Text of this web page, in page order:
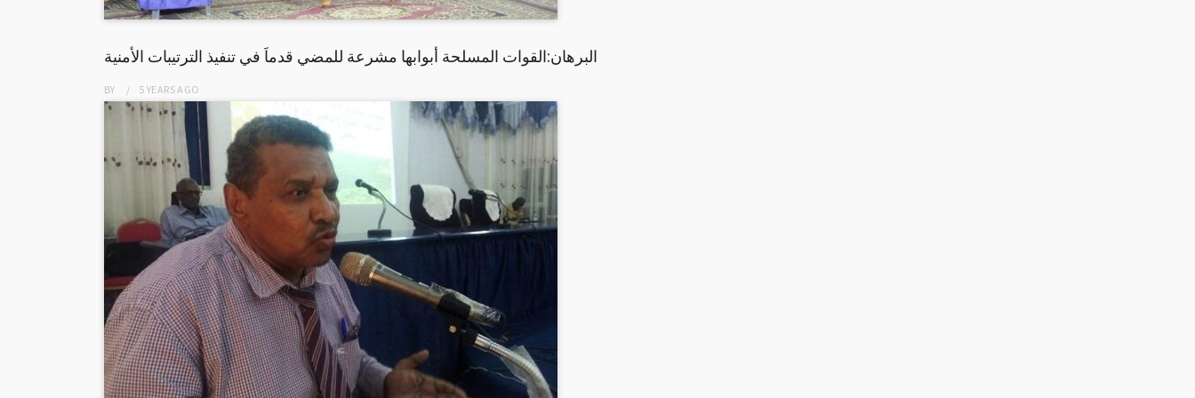
البرهان:القوات المسلحة أبوابها مشرعة للمضي قدماَ في تنفيذ الترتيبات الأمنية
BY 5 YEARSAGO